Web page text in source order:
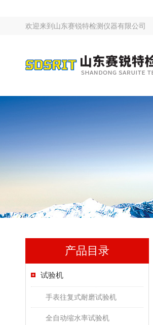
欢迎来到 山东赛锐特检测仪器有限公司
产品目录
试验机
手表往复式耐磨试验机
全自动缩水率试验机